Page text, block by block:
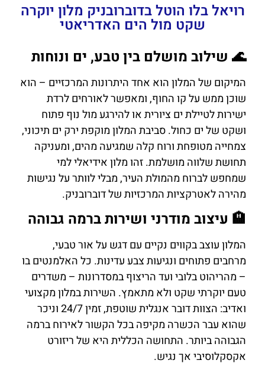
רויאל בלו הוטל בדוברובניק מלון יוקרה
שקט מול הים האדריאטי
🌊 שילוב מושלם בין טבע, ים ונוחות
המיקום של המלון הוא אחד היתרונות המרכזיים – הוא
שוכן ממש על קו החוף, ומאפשר לאורחים לרדת
ישירות לטיילת ים ציורית או להירגע מול נוף פתוח
ושקט של ים כחול. סביבת המלון מוקפת ירק ים תיכוני,
צמחייה מטופחת ורוח קלה שמגיעה מהים, ומעניקה
תחושת שלווה מושלמת. זהו מלון אידיאלי למי
שמחפש לברוח מהמולת העיר, מבלי לוותר על נגישות
מהירה לאטרקציות המרכזיות של דוברובניק.
🏨 עיצוב מודרני ושירות ברמה גבוהה
המלון עוצב בקווים נקיים עם דגש על אור טבעי,
מרחבים פתוחים ונגיעות צבע עדינות. כל האלמנטים בו
– מהריהוט בלובי ועד הריצוף במסדרונות – משדרים
טעם יוקרתי שקט ולא מתאמץ. השירות במלון מקצועי
ואדיב: הצוות דובר אנגלית שוטפת, זמין 24/7 וניכר
שהוא עבר הכשרה מקיפה בכל הקשור לאירוח ברמה
הגבוהה ביותר. התחושה הכללית היא של ריזורט
אקסקלוסיבי אך נגיש.